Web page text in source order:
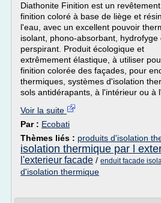
Diathonite Finition est un
finition coloré à base de liège et
l'eau, avec un excellent pouvoir
isolant, phono-absorbant, hydrofyge
perspirant. Produit écologique et
extrêmement élastique, à utiliser
finition colorée des façades, pour
thermiques, systèmes d'isolation
sols antidérapants, à l'intérieur ou à
Voir la suite
Par : Ecobati
Thèmes liés : produits d'isolation
isolation thermique par l
l'exterieur facade / enduit facade
d'isolation thermique